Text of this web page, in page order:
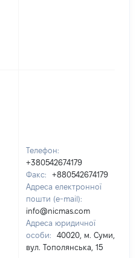
Телефон:
+380542674179
Факс:
+880542674179
Адреса електронної
пошти (e-mail):
info@nicmas.com
Адреса юридичної
особи:
40020, м. Суми,
вул. Тополянська, 15